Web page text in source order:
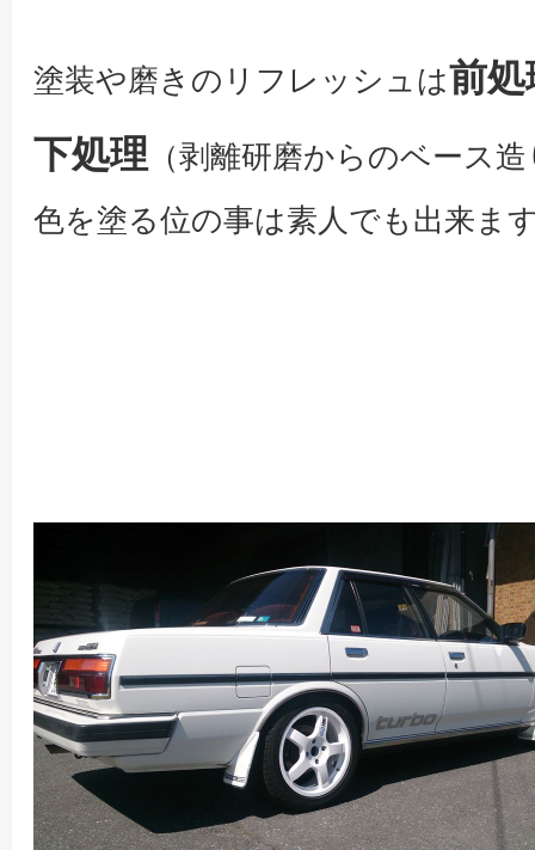
塗装や磨きのリフレッシュは前処
下処理 （剥離研磨からのベース
色を塗る位の事は素人でも出来ま